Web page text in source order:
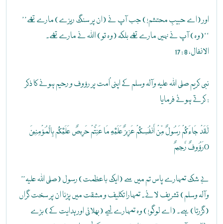
’’اور (اے حبیبِ محتشم!) جب آپ نے (ان پر سنگ ریزے) مارے تھے
(وہ) آپ نے نہیں مارے تھے بلکہ (وہ تو) اﷲ نے مارے تھے۔‘‘
الانفال، 8 : 17
نبی کریم صلی اللہ علیہ وآلہ وسلم کے اپنی اُمت پر رؤوف و رحیم ہونے کا ذکر
کرتے ہوئے فرمایا :
لَقَدْ جَاءَكُمْ رَسُولٌ مِّنْ أَنفُسِكُمْ عَزِيزٌ عَلَيْهِ مَا عَنِتُّمْ حَرِيصٌ عَلَيْكُم بِالْمُؤْمِنِينَ
رَؤُوفٌ رَّحِيمٌO
’’بے شک تمہارے پاس تم میں سے (ایک باعظمت) رسول (صلی اللہ علیہ
وآلہ وسلم) تشریف لائے۔ تمہارا تکلیف و مشقت میں پڑنا ان پر سخت گراں
(گزرتا) ہے۔ (اے لوگو!) وہ تمہارے لیے (بھلائی اور ہدایت کے) بڑے